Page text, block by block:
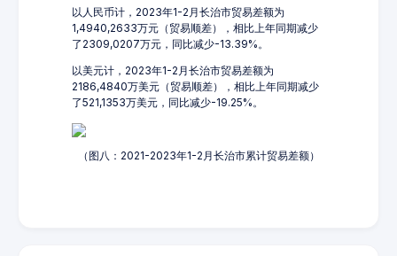
以人民币计，2023年1-2月长治市贸易差额为
1,4940,2633万元（贸易顺差），相比上年同期减少
了2309,0207万元，同比减少-13.39%。
以美元计，2023年1-2月长治市贸易差额为
2186,4840万美元（贸易顺差），相比上年同期减少
了521,1353万美元，同比减少-19.25%。
（图八：2021-2023年1-2月长治市累计贸易差额）